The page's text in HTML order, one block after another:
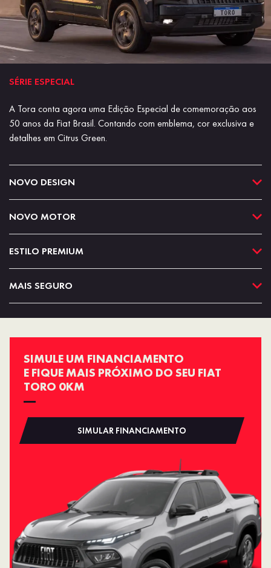
SÉRIE ESPECIAL
A Tora conta agora uma Edição Especial de comemoração aos
50 anos da Fiat Brasil. Contando com emblema, cor exclusiva e
detalhes em Citrus Green.
NOVO DESIGN
NOVO MOTOR
ESTILO PREMIUM
MAIS SEGURO
SIMULE UM FINANCIAMENTO
E FIQUE MAIS PRÓXIMO DO SEU FIAT
TORO 0KM
SIMULAR FINANCIAMENTO